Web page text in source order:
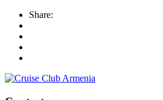
Share: